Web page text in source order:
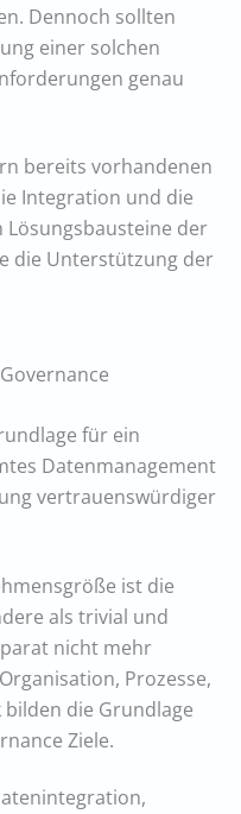
Dennoch sollten
einer solchen
genau
bereits vorhandenen
Integration und die
der
die Unterstützung der
für ein
Datenmanagement
vertrauenswürdiger
ist die
als trivial und
nicht mehr
Prozesse,
die Grundlage
Ziele.